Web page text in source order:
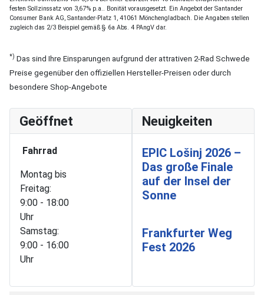
festen Sollzinssatz von 3,67% p.a.. Bonität vorausgesetzt. Ein Angebot der Santander
Consumer Bank AG, Santander-Platz 1, 41061 Mönchengladbach. Die Angaben stellen
zugleich das 2/3 Beispiel gemäß § 6a Abs. 4 PAngV dar.
*) Das sind Ihre Einsparungen aufgrund der attrativen 2-Rad Schwede
Preise gegenüber den offiziellen Hersteller-Preisen oder durch
besondere Shop-Angebote
Geöffnet
Fahrrad
Montag bis
Freitag:
9:00 - 18:00
Uhr
Samstag:
9:00 - 16:00
Uhr
Neuigkeiten
EPIC Lošinj 2026 –
Das große Finale
auf der Insel der
Sonne
Frankfurter Weg
Fest 2026